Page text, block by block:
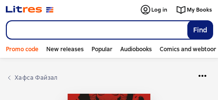
Find
Log in My Books
Promo code New releases Popular Audiobooks Comics and
Хафса Файзал